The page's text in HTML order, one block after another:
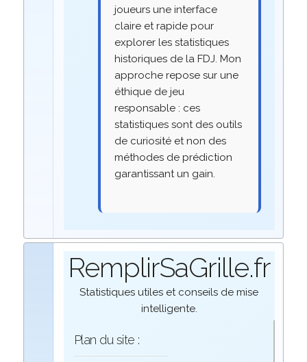
joueurs une interface
claire et rapide pour
explorer les statistiques
historiques de la FDJ. Mon
approche repose sur une
éthique de jeu
responsable : ces
statistiques sont des outils
de curiosité et non des
méthodes de prédiction
garantissant un gain.
RemplirSaGrille.fr
Statistiques utiles et conseils de mise
intelligente.
Plan du site :